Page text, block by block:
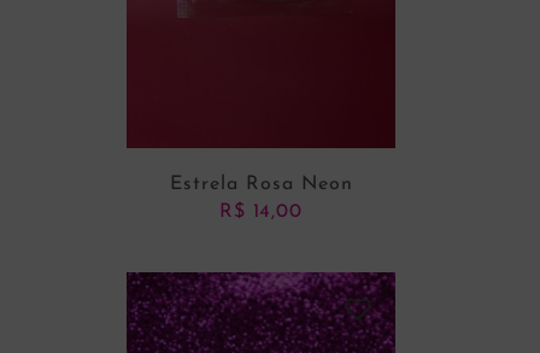
Estrela Rosa Neon
R$ 14,00